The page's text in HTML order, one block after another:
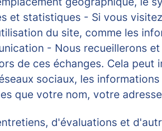
et statistiques - Si vous
du site, comme les
- Nous recueillerons
de ces échanges. Cela
sociaux, les
que votre nom, votre
d'évaluations et